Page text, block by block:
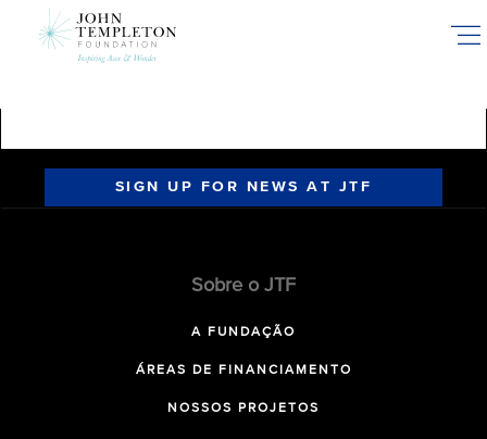
SIGN UP FOR NEWS AT JTF
Sobre o JTF
A FUNDAÇÃO
ÁREAS DE FINANCIAMENTO
NOSSOS PROJETOS